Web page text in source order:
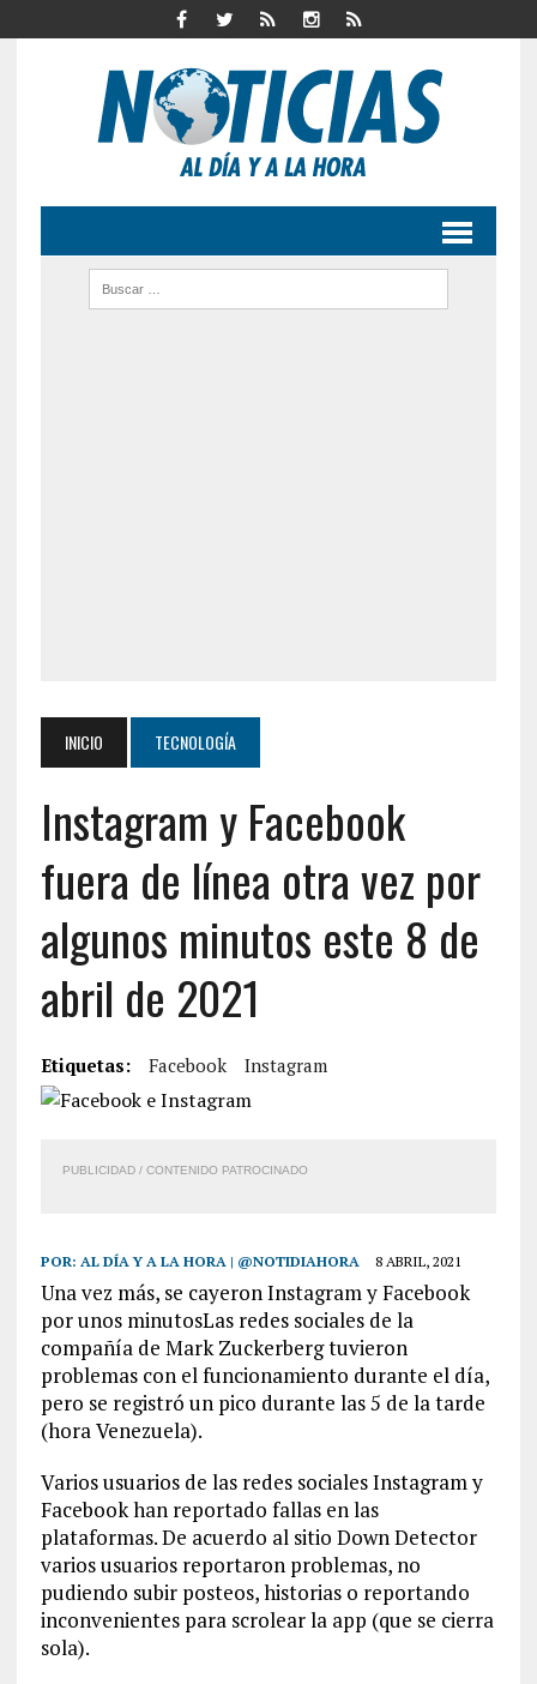
INICIO TECNOLOGÍA
Instagram y Facebook
fuera de línea otra vez por
algunos minutos este 8 de
abril de 2021
Etiquetas: Facebook Instagram
PUBLICIDAD / CONTENIDO PATROCINADO
POR: AL DÍA Y A LA HORA | @NOTIDIAHORA 8 ABRIL, 2021
Una vez más, se cayeron Instagram y Facebook
por unos minutosLas redes sociales de la
compañía de Mark Zuckerberg tuvieron
problemas con el funcionamiento durante el día,
pero se registró un pico durante las 5 de la tarde
(hora Venezuela).
Varios usuarios de las redes sociales Instagram y
Facebook han reportado fallas en las
plataformas. De acuerdo al sitio Down Detector
varios usuarios reportaron problemas, no
pudiendo subir posteos, historias o reportando
inconvenientes para scrolear la app (que se cierra
sola).